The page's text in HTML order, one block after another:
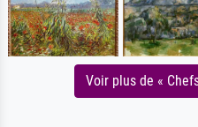
Voir plus de «